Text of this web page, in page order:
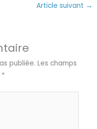
Article suivant →
publiée. Les champs
*